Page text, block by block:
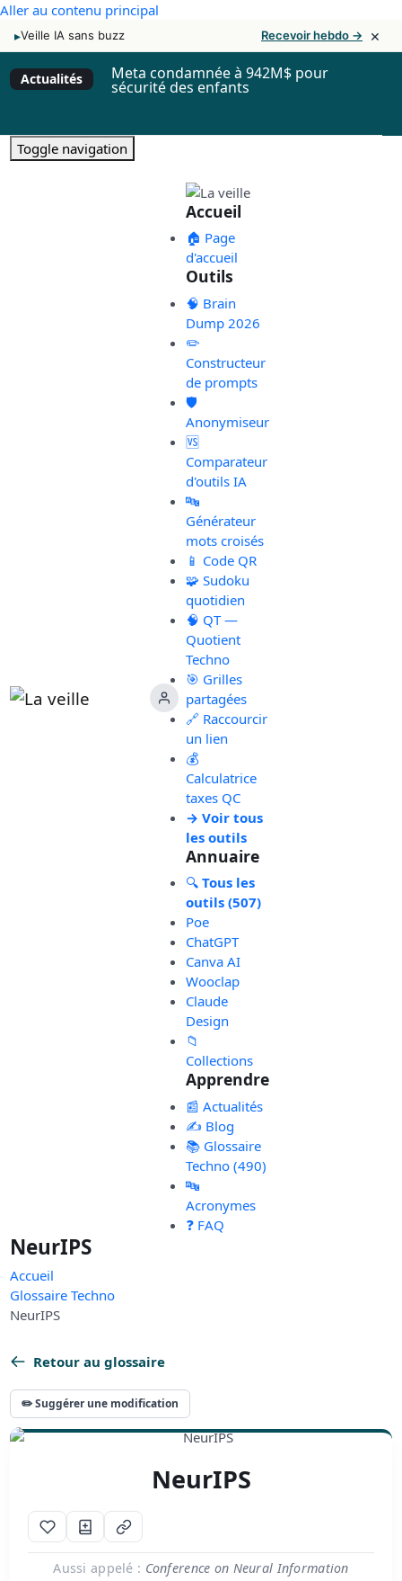
Aller au contenu principal
▸Veille IA sans buzz Recevoir hebdo → ×
Actualités Meta condamnée à 942M$ pour
sécurité des enfants
Toggle navigation
Accueil
🏠 Page
d'accueil
Outils
🧠 Brain
Dump 2026
✏️
Constructeur
de prompts
🛡️
Anonymiseur
🆚
Comparateur
d'outils IA
🔤
Générateur
mots croisés
📱 Code QR
🧩 Sudoku
quotidien
🧠 QT —
Quotient
Techno
🎯 Grilles
partagées
🔗 Raccourcir
un lien
💰
Calculatrice
taxes QC
→ Voir tous
les outils
Annuaire
🔍 Tous les
outils (507)
Poe
ChatGPT
Canva AI
Wooclap
Claude
Design
📁
Collections
Apprendre
📰 Actualités
✍️ Blog
📚 Glossaire
Techno (490)
🔤
Acronymes
❓ FAQ
NeurIPS
Accueil
Glossaire Techno
NeurIPS
Retour au glossaire
✏️ Suggérer une modification
NeurIPS
Aussi appelé : Conference on Neural Information